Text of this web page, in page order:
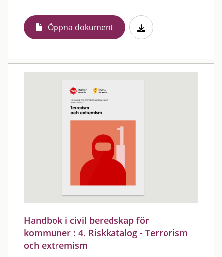
Öppna dokument
Handbok i civil beredskap för
kommuner : 4. Riskkatalog - Terrorism
och extremism